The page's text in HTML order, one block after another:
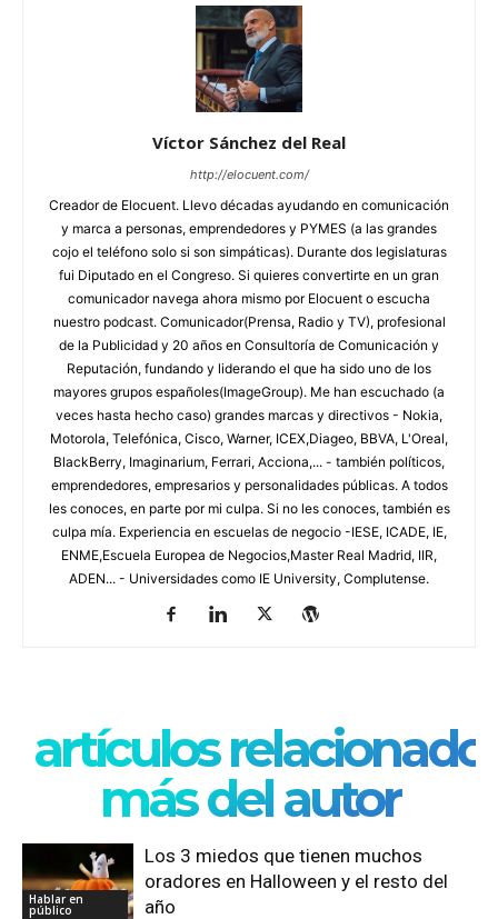
Víctor Sánchez del Real
http://elocuent.com/
Creador de Elocuent. Llevo décadas ayudando en comunicación
y marca a personas, emprendedores y PYMES (a las grandes
cojo el teléfono solo si son simpáticas). Durante dos legislaturas
fui Diputado en el Congreso. Si quieres convertirte en un gran
comunicador navega ahora mismo por Elocuent o escucha
nuestro podcast. Comunicador(Prensa, Radio y TV), profesional
de la Publicidad y 20 años en Consultoría de Comunicación y
Reputación, fundando y liderando el que ha sido uno de los
mayores grupos españoles(ImageGroup). Me han escuchado (a
veces hasta hecho caso) grandes marcas y directivos - Nokia,
Motorola, Telefónica, Cisco, Warner, ICEX,Diageo, BBVA, L'Oreal,
BlackBerry, Imaginarium, Ferrari, Acciona,... - también políticos,
emprendedores, empresarios y personalidades públicas. A todos
les conoces, en parte por mi culpa. Si no les conoces, también es
culpa mía. Experiencia en escuelas de negocio -IESE, ICADE, IE,
ENME,Escuela Europea de Negocios,Master Real Madrid, IIR,
ADEN... - Universidades como IE University, Complutense.
artículos
más del autor
Hablar en
público
Los 3 miedos que tienen muchos
oradores en Halloween y el resto del
año